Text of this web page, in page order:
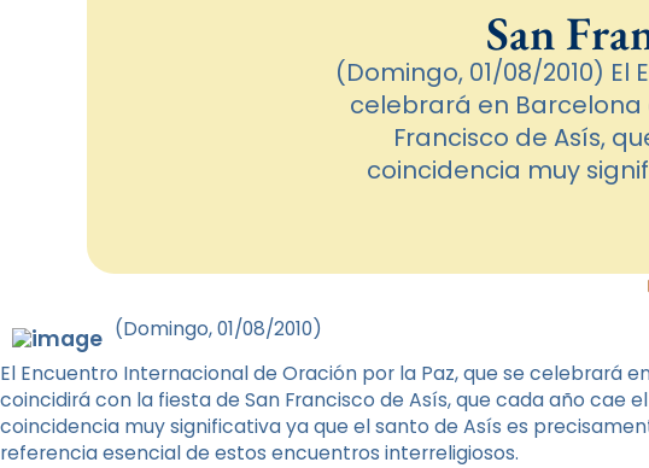
San
(Domingo, 01/08/2010)
celebrará en Barcelona
Francisco de Asís,
coincidencia muy
(Domingo, 01/08/2010)
El Encuentro Internacional de Oración por la Paz, que se celebrará
coincidirá con la fiesta de San Francisco de Asís, que cada año cae
coincidencia muy significativa ya que el santo de Asís es
referencia esencial de estos encuentros interreligiosos.